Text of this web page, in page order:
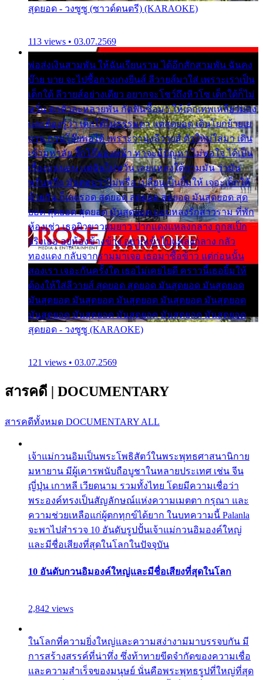
สุดยอด - วงซูซู (ซาวด์ดนตรี) (KARAOKE)
113 views • 03.07.2569
พ่อส่งเงินสามพัน ให้ฉันเรียนราม ได้อีกสักสามพัน ฉันคง
บ๊าย บาย จะไปซื้อกางเกงยีนส์ ลีวายส์มาใส่ เพราะเราเป็น
เด็กใต้ ลีวายส์อย่างเดียว อยากจะโชว์ถึงหิวโซ เด็กใต้ก็ไม่
หวั่น ตกตัวละหลายพัน กัดฟันซื้อมา ให้เด็กเทพเหลียวมอง
และต้องรู้ว่า เด็กใต้ไม่ธรรมดา แต่สุดยอด เดินโยกย้ายเย
ยวน กวนโอ๊ยพอได้ เพราะว่านุ่งลีวายส์ ตัวใหม่ใส่มา เดิน
เข้ามหาลัย จิ๊กโก๊มองหน้า ท่าจะมีปัญหา ไม่พอใจ ได้เป็น
เรื่องแน่นอน แต่ฉันไม่หวั่น เลยแหลงใต้ถามมัน ว่ามัน
พรั่นพรือ มันตอบว่าไม่พรื่อ เปลี่ยนเป็นยิ้มให้ เจอะเด็กใต้
ด้วยกัน ก็เลยรอด สุดยอด สุดยอด สุดยอด มันสุดยอด สุด
ยอด สุดยอด สุดยอด มันสุดยอด แอบหลงรักสาวราม ที่พัก
ห้องเช่า เธอผิวขาวผมยาว ปากแดงแหลงกลาง ถูกสเป็ก
จริงเธอ อยู่ห้องข้างข้าง อยากเข้าไปแหลงกลาง กลัว
ทองแดง กลับจากรามมาเจอ เธอมาซื้อข้าว แต่ก่อนนั้น
สองเรา เจอะกันครั้งใด เธอไม่เคยไยดี คราวนี้เธอยิ้มให้
ต้องให้ใส่ลีวายส์ สุดยอด สุดยอด มันสุดยอด มันสุดยอด
มันสุดยอด มันสุดยอด มันสุดยอด มันสุดยอด มันสุดยอด
มันสุดยอด มันสุดยอด มันสุดยอด มันสุดยอด มันสุดยอด
สุดยอด - วงซูซู (KARAOKE)
121 views • 03.07.2569
สารคดี | DOCUMENTARY
สารคดีทั้งหมด DOCUMENTARY ALL
เจ้าแม่กวนอิมเป็นพระโพธิสัตว์ในพระพุทธศาสนานิกาย
มหายาน มีผู้เคารพนับถือบูชาในหลายประเทศ เช่น จีน
ญี่ปุ่น เกาหลี เวียดนาม รวมทั้งไทย โดยมีความเชื่อว่า
พระองค์ทรงเป็นสัญลักษณ์แห่งความเมตตา กรุณา และ
ความช่วยเหลือแก่ผู้ตกทุกข์ได้ยาก ในบทความนี้ Palanla
จะพาไปสำรวจ 10 อันดับรูปปั้นเจ้าแม่กวนอิมองค์ใหญ่
และมีชื่อเสียงที่สุดในโลกในปัจจุบัน
10 อันดับกวนอิมองค์ใหญ่และมีชื่อเสียงที่สุดในโลก
2,842 views
ในโลกที่ความยิ่งใหญ่และความสง่างามมาบรรจบกัน มี
การสร้างสรรค์ที่น่าทึ่ง ซึ่งท้าทายขีดจำกัดของความเชื่อ
และความสำเร็จของมนุษย์ นั่นคือพระพุทธรูปที่ใหญ่ที่สุด